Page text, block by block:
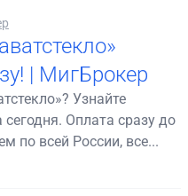
| МигБрокер
Узнайте
Оплата сразу до
по всей России, все...